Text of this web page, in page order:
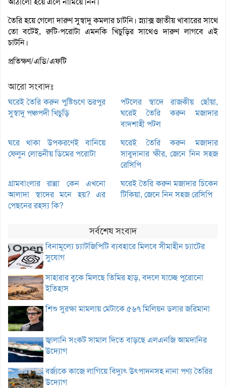
তৈরি হয়ে গেলো দারুণ সুস্বাদু কমলার চাটনি। স্ন্যাক্স জাতীয় খাবারের সাথে
তো বটেই, রুটি-পরোটা এমনকি খিচুড়ির সাথেও দারুণ লাগবে এই
চাটনি।
প্রতিক্ষণ/এডি/এফটি
আরো সংবাদঃ
ঘরেই তৈরি করুন পুষ্টিগুণে ভরপুর
সুস্বাদু পঞ্চপদী খিচুড়ি
পটলের স্বাদে রাজকীয় ছোঁয়া,
ঘরেই তৈরি করুন মজাদার
বাদশাহী পটল
ঘরে থাকা উপকরণেই বানিয়ে
ফেলুন লোভনীয় ডিমের পরোটা
ঘরেই তৈরি করুন মজাদার
সাবুদানার ক্ষীর, জেনে নিন সহজ
রেসিপি
গ্রামবাংলার রান্না কেন এখনো
আলাদা স্বাদের মনে হয়? এর
পেছনের রহস্য কি?
ঘরেই তৈরি করুন মজাদার চিকেন
টিকিয়া, জেনে নিন সহজ রেসিপি
সর্বশেষ সংবাদ
বিনামূল্যে চ্যাটজিপিটি ব্যবহারে মিলবে সীমাহীন চ্যাটের
সুযোগ
সাহারার বুকে মিলছে তিমির হাড়, বদলে যাচ্ছে পুরোনো
ইতিহাস
শিশু সুরক্ষা মামলায় মেটাকে ৫৬৭ মিলিয়ন ডলার জরিমানা
জ্বালানি সংকট সামাল দিতে বাড়ছে এলএনজি আমদানির
উদ্যোগ
বর্জ্যকে কাজে লাগিয়ে বিদ্যুৎ উৎপাদনসহ নানা পণ্য তৈরির
উদ্যোগ